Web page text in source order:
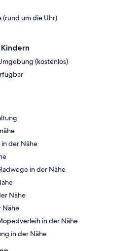
(rund um die Uhr)
(kostenlos)
der Nähe
in der Nähe
Nähe
Nähe
in der Nähe
in der Nähe